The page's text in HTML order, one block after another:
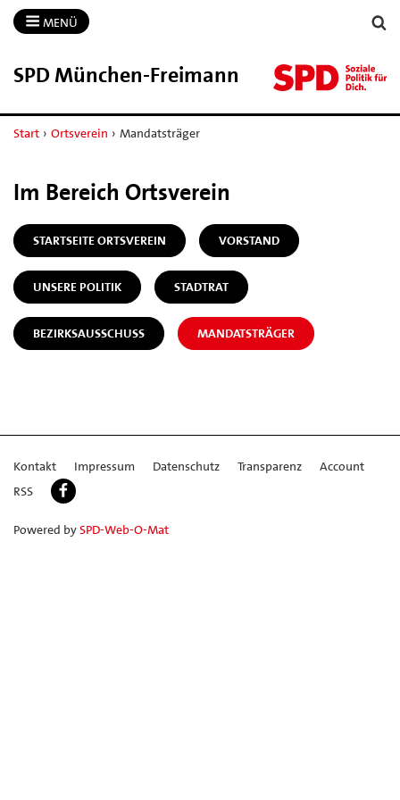
MENÜ
SPD München-​Freimann
Start › Ortsverein › Mandatsträger
Im Bereich Ortsverein
STARTSEITE ORTSVEREIN VORSTAND
UNSERE POLITIK STADTRAT
BEZIRKSAUSSCHUSS MANDATSTRÄGER
Kontakt Impressum Datenschutz Transparenz
Account
RSS
Powered bySPD-Web-O-Mat